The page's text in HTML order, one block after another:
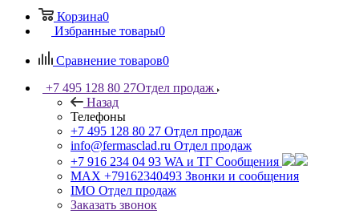
Корзина0
Избранные товары0
Сравнение товаров0
+7 495 128 80 27Отдел продаж
Назад
Телефоны
+7 495 128 80 27 Отдел продаж
info@fermasclad.ru Отдел продаж
+7 916 234 04 93 WA и ТГ Сообщения
MAX +79162340493 Звонки и сообщения
IMO Отдел продаж
Заказать звонок